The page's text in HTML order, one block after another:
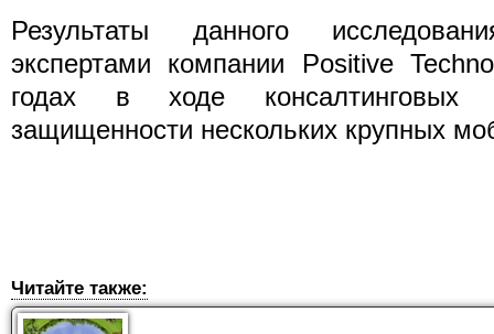
Результаты данного
экспертами компании Positive
годах в ходе
защищенности нескольких крупных
Читайте также: